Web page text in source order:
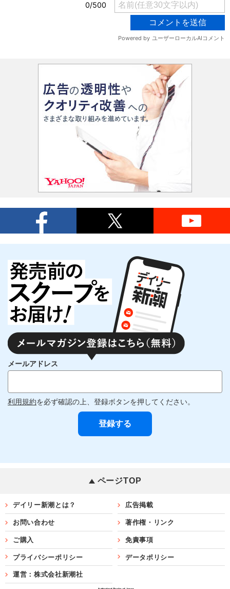
メールアドレス
利用規約を必ず確認の上、登録ボタンを押してください。
ページTOP
デイリー新潮とは？ 広告掲載
お問い合わせ 著作権・リンク
ご購入 免責事項
プライバシーポリシー データポリシー
運営：株式会社新潮社